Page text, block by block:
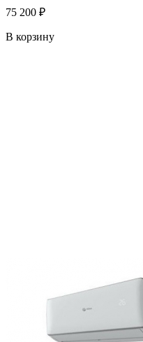
75 200 ₽
В корзину